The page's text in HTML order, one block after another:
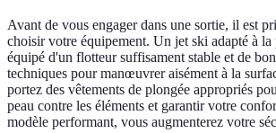
Avant de vous engager dans une sortie, il est
choisir votre équipement. Un jet ski adapté à la
équipé d'un flotteur suffisament stable et de
techniques pour manœuvrer aisément à la
portez des vêtements de plongée appropriés
peau contre les éléments et garantir votre
modèle performant, vous augmenterez votre